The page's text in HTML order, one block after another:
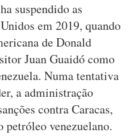
suspendido as
em 2019, quando
de Donald
Juan Guaidó como
Numa tentativa
a administração
contra Caracas,
venezuelano.